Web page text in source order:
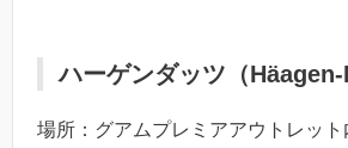
ハーゲンダッツ（Häagen-
場所：グアムプレミアアウトレッ